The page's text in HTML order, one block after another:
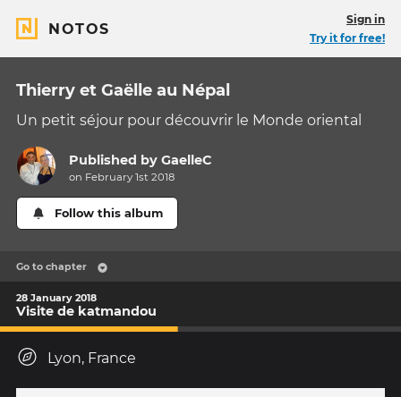
NOTOS
Sign in
Try it for free!
Thierry et Gaëlle au Népal
Un petit séjour pour découvrir le Monde oriental
Published byGaelleC
on February 1st 2018
Follow this album
Go to chapter
28 January 2018
Visite de katmandou
Lyon, France